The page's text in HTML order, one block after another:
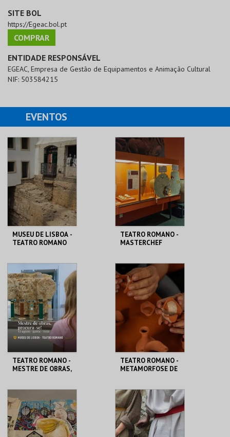
SITE BOL
https://Egeac.bol.pt
COMPRAR
ENTIDADE RESPONSÁVEL
EGEAC, Empresa de Gestão de Equipamentos e Animação Cultural
NIF: 503584215
EVENTOS
MUSEU DE LISBOA -
TEATRO ROMANO
ML - TEATRO
ROMANO
MAIS INFO
COMPRAR
TEATRO ROMANO -
MASTERCHEF
ML - TEATRO
ROMANO
MAIS INFO
COMPRAR
TEATRO ROMANO -
MESTRE DE OBRAS,
ROMANO
MAIS INFO
TEATRO ROMANO -
METAMORFOSE DE
ML - TEATRO
ROMANO
MAIS INFO